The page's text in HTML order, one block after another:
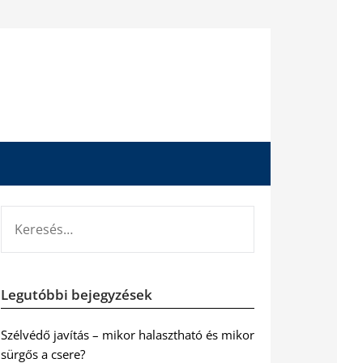
Legutóbbi bejegyzések
Szélvédő javítás – mikor halasztható és mikor
sürgős a csere?